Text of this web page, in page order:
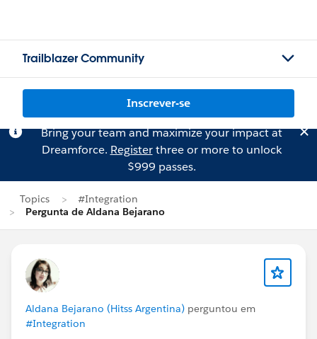
Trailblazer Community
Inscrever-se
Bring your team and maximize your impact at
Dreamforce. Registerthree or more to unlock
$999 passes.
Topics
#Integration
Pergunta de Aldana Bejarano
Aldana Bejarano (Hitss Argentina) perguntou em
#Integration